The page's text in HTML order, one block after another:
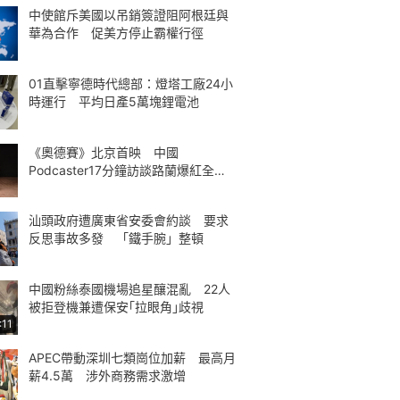
中使館斥美國以吊銷簽證阻阿根廷與
華為合作 促美方停止霸權行徑
01直擊寧德時代總部：燈塔工廠24小
時運行 平均日產5萬塊鋰電池
《奧德賽》北京首映 中國
Podcaster17分鐘訪談路蘭爆紅全球
汕頭政府遭廣東省安委會約談 要求
反思事故多發 「鐵手腕」整頓
中國粉絲泰國機場追星釀混亂 22人
被拒登機兼遭保安｢拉眼角｣歧視
APEC帶動深圳七類崗位加薪 最高月
薪4.5萬 涉外商務需求激增